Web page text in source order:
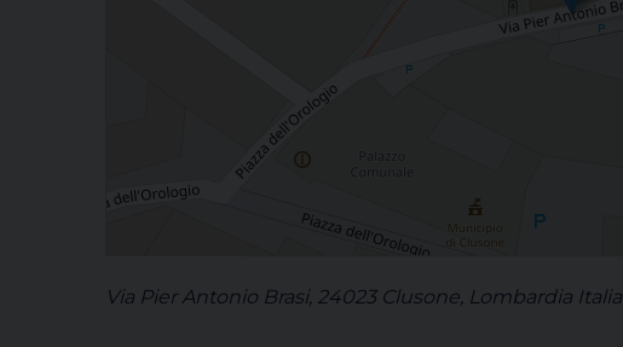
Via Pier Antonio Brasi, 24023 Clusone, Lombardia Italia